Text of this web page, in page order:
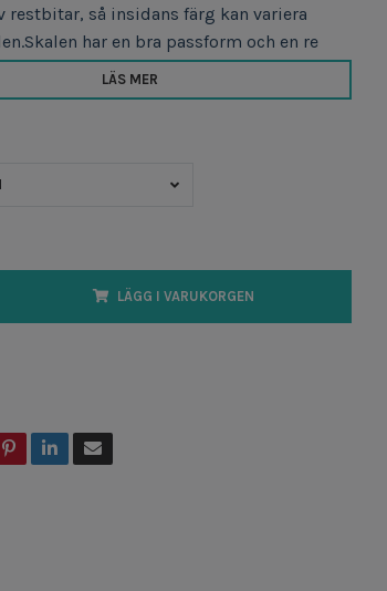
restbitar, så insidans färg kan variera
har en bra passform och en re
LÄS MER
LÄGG I VARUKORGEN